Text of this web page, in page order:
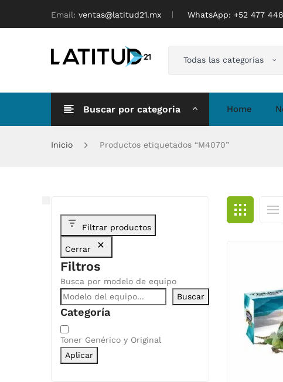
Email: ventas@latitud21.mx WhatsApp: ‪+52 477
Todas las categorías
Buscar por categoria Home
Inicio Productos etiquetados “M4070”
Filtrar productos
Cerrar
Filtros
Busca por modelo de equipo
Buscar
Categoría
Categoría
Toner Genérico y Original
Aplicar